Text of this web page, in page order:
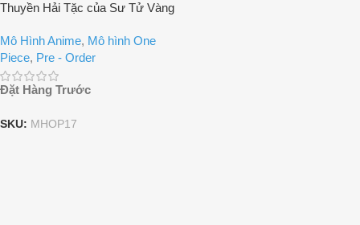
Thuyền Hải Tặc của Sư Tử Vàng
Mô Hình Anime, Mô hình One
Piece, Pre - Order
Đặt Hàng Trước
SKU: MHOP17